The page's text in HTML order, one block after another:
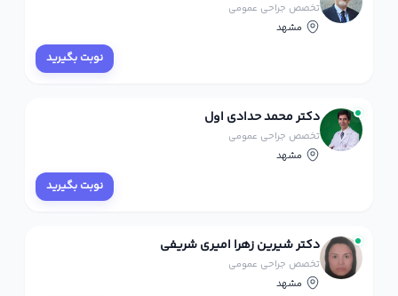
تخصص جراحی عمومی
مشهد
نوبت بگیرید
دکتر محمد حدادی اول
تخصص جراحی عمومی
مشهد
نوبت بگیرید
دکتر شیرین زهرا امیری شریفی
تخصص جراحی عمومی
مشهد